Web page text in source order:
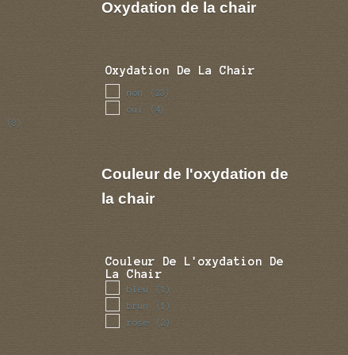
(3)
terebenthine
Oxydation de la chair
Oxydation De La Chair
non (23)
oui (4)
Couleur de l'oxydation de
la chair
Couleur De L'oxydation De
La Chair
bleu (1)
brun (1)
rose (2)